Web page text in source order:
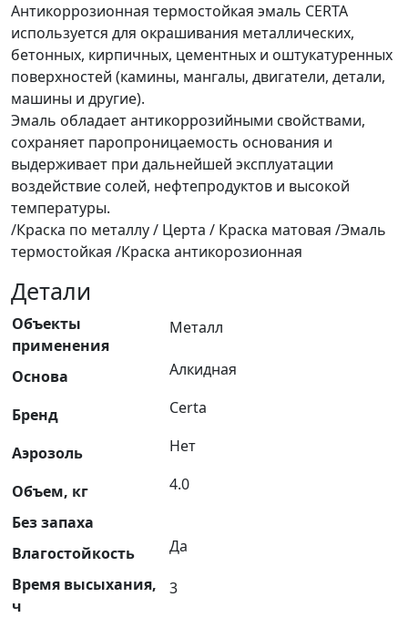
Антикоррозионная термостойкая эмаль CERTA
используется для окрашивания металлических,
бетонных, кирпичных, цементных и оштукатуренных
поверхностей (камины, мангалы, двигатели, детали,
машины и другие).
Эмаль обладает антикоррозийными свойствами,
сохраняет паропроницаемость основания и
выдерживает при дальнейшей эксплуатации
воздействие солей, нефтепродуктов и высокой
температуры.
/Краска по металлу / Церта / Краска матовая /Эмаль
термостойкая /Краска антикорозионная
Детали
Объекты
применения
Металл
Основа Алкидная
Бренд Certa
Аэрозоль Нет
Объем, кг
4.0
Без запаха
Влагостойкость
Да
Время высыхания,
ч
3